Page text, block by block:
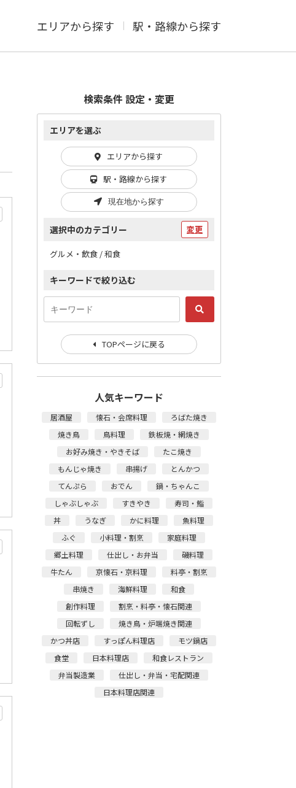
エリアから探す 駅・路線から探す
検索条件 設定・変更
エリアを選ぶ
エリアから探す
駅・路線から探す
現在地から探す
選択中のカテゴリー 変更
グルメ・飲食 / 和食
キーワードで絞り込む
TOPページに戻る
人気キーワード
居酒屋 懐石・会席料理
ろばた焼き
焼き鳥
鳥料理
鉄板焼・網焼き
お好み焼き・やきそば
たこ焼き
もんじゃ焼き
串揚げ
とんかつ
てんぷら
おでん
鍋・ちゃんこ
しゃぶしゃぶ
すきやき
寿司・鮨
丼
うなぎ かに料理
魚料理
ふぐ
小料理・割烹
家庭料理
郷土料理
仕出し・お弁当
磯料理
牛たん
京懐石・京料理
料亭・割烹
串焼き
海鮮料理
和食
創作料理
割烹・料亭・懐石関連
回転ずし
焼き鳥・炉端焼き関連
かつ丼店
すっぽん料理店
モツ鍋店
食堂
日本料理店
和食レストラン
弁当製造業
仕出し・弁当・宅配関連
日本料理店関連